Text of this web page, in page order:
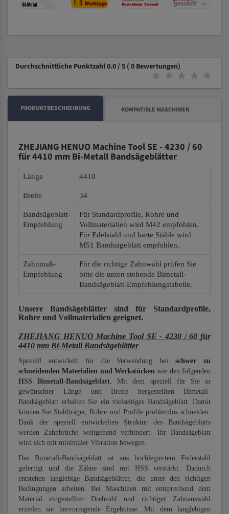
Durchschnittliche Punktzahl 0.0 / 5 ( 0 Bewertungen)
PRODUKTBESCHREIBUNG KOMPATIBLE MASCHINEN
ZHEJIANG HENUO Machine Tool SE - 4230 / 60
für 4410 mm Bi-Metall Bandsägeblätter
Länge 4410
Breite 34
Bandsägeblatt-
Empfehlung
Für Standardprofile, Rohre und
Vollmaterialien wird M42 empfohlen.
Für Edelstahl und harte Stähle wird
M51 Bandsägeblatt empfohlen.
Zahnmaß-
Empfehlung
Für die richtige Zahnwahl prüfen Sie
bitte die unten stehende Bimetall-
Bandsägeblatt-Empfehlungstabelle.
Unsere Bandsägeblätter sind für Standardprofile,
Rohre und Vollmaterialien geeignet.
ZHEJIANG HENUO Machine Tool SE - 4230 / 60 für
4410 mm Bi-Metall Bandsägeblätter
Speziell entwickelt für die Verwendung beischwer zu
schneidenden Materialien und Werkstücken wie den folgenden
HSS Bimetall-Bandsägeblatt. Mit dem speziell für Sie in
gewünschter Länge und Breite hergestellten Bimetall-
Bandsägeblatt erhalten Sie ein vielseitiges Bandsägeblatt. Damit
können Sie Stahlträger, Rohre und Profile problemlos schneiden.
Dank der speziell entwickelten Struktur des Bandsägeblatts
werden Zahnbrüche weitgehend verhindert. Ihr Bandsägeblatt
wird sich mit minimaler Vibration bewegen.
Das Bimetall-Bandsägeblatt ist aus hochlegiertem Federstahl
gefertigt und die Zähne sind mit HSS verstärkt. Dadurch
entstehen langlebige Bandsägeblätter, die unter den richtigen
Bedingungen arbeiten. Bei Maschinen mit entsprechend dem
Material eingestellter Drehzahl und richtiger Zahnauswahl
erzielen sie hervorragende Ergebnisse. Mit dem langlebigen